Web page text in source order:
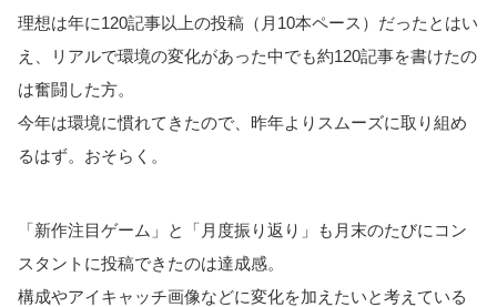
理想は年に120記事以上の投稿（月10本ペース）だったとはい
え、リアルで環境の変化があった中でも約120記事を書けたの
は奮闘した方。
今年は環境に慣れてきたので、昨年よりスムーズに取り組め
るはず。おそらく。
「新作注目ゲーム」と「月度振り返り」も月末のたびにコン
スタントに投稿できたのは達成感。
構成やアイキャッチ画像などに変化を加えたいと考えている